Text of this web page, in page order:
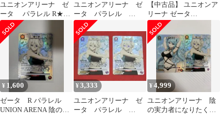
ユニオンアリーナ ゼ
ータ パラレル R★
陰の実力者になりたく
て！ ユニアリ
ユニオンアリーナ ゼ
ータ パラレル
R★ 陰の実力者にな
りたくて！
【中古品】 ユニオンア
リーナ ゼータ
UA52BT/KJN-1-065U★
【073-260627-sy-02-
oto】
¥ 1,600
ゼータ R パラレル
UNION ARENA 陰の実
¥3,333
ユニオンアリーナ ゼ
ータ パラレル
¥4,999
ユニオンアリーナ 陰
の実力者になりたく